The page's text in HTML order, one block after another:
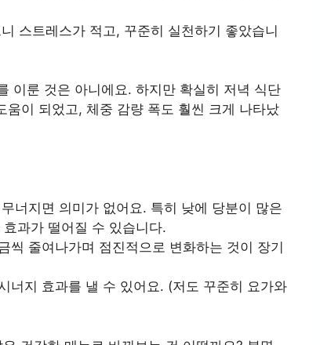
스트레스가 적고, 꾸준히 실천하기 좋았습니
이룬 것은 아니에요. 하지만 확실히 저녁 식단
이 되었고, 체중 감량 폭도 훨씬 크게 나타났
너지면 의미가 없어요. 특히 낮에 당분이 많은
과가 떨어질 수 있습니다.
줄여나가며 점진적으로 변화하는 것이 장기
너지 효과를 낼 수 있어요. (저도 꾸준히 요가와